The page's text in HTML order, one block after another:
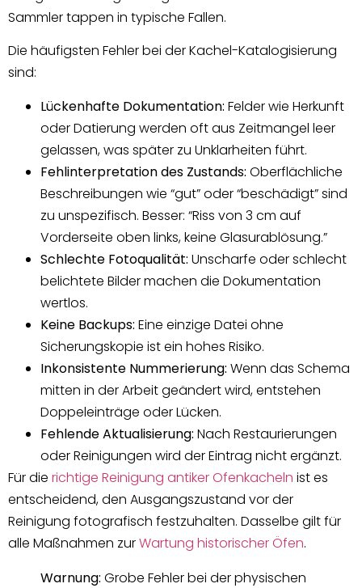
Sammler tappen in typische Fallen.
Die häufigsten Fehler bei der Kachel-Katalogisierung
sind:
Lückenhafte Dokumentation: Felder wie Herkunft
oder Datierung werden oft aus Zeitmangel leer
gelassen, was später zu Unklarheiten führt.
Fehlinterpretation des Zustands: Oberflächliche
Beschreibungen wie “gut” oder “beschädigt” sind
zu unspezifisch. Besser: “Riss von 3 cm auf
Vorderseite oben links, keine Glasurablösung.”
Schlechte Fotoqualität: Unscharfe oder schlecht
belichtete Bilder machen die Dokumentation
wertlos.
Keine Backups: Eine einzige Datei ohne
Sicherungskopie ist ein hohes Risiko.
Inkonsistente Nummerierung: Wenn das Schema
mitten in der Arbeit geändert wird, entstehen
Doppeleinträge oder Lücken.
Fehlende Aktualisierung: Nach Restaurierungen
oder Reinigungen wird der Eintrag nicht ergänzt.
Für die richtige Reinigung antiker Ofenkacheln ist es
entscheidend, den Ausgangszustand vor der
Reinigung fotografisch festzuhalten. Dasselbe gilt für
alle Maßnahmen zurWartung historischer Öfen.
Warnung: Grobe Fehler bei der physischen